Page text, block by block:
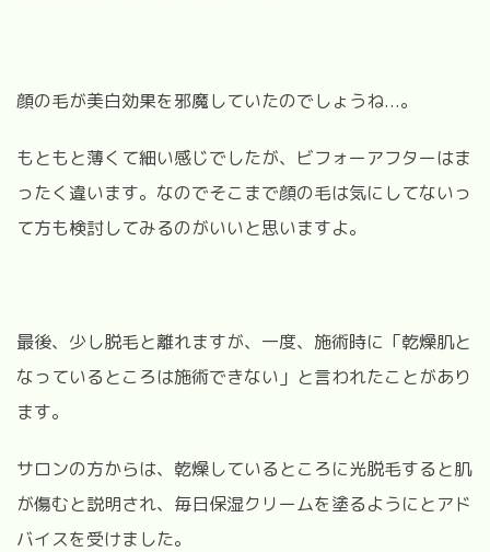
顔の毛が美白効果を邪魔していたのでしょうね...。
もともと薄くて細い感じでしたが、ビフォーアフターはま
ったく違います。なのでそこまで顔の毛は気にしてないっ
て方も検討してみるのがいいと思いますよ。
最後、少し脱毛と離れますが、一度、施術時に「乾燥肌と
なっているところは施術できない」と言われたことがあり
ます。
サロンの方からは、乾燥しているところに光脱毛すると肌
が傷むと説明され、毎日保湿クリームを塗るようにとアド
バイスを受けました。